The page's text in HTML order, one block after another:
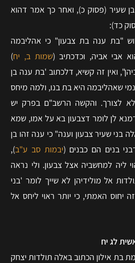
בן שעיר (פסוק כ), ואחר כך אמר דהוא
כד):
"בת ענה בת צבעון" כי אהליבמה
אבי אביה, וכדכתיב (שמות ב, יח)
ואין זה קשיא, דלכתוב 'בת ענה בן
שאהליבמה היא בת בנו, ולמה מיחס
לצורך. והקשה הרשב"ם בפרק יש
לן לומר דצבעון בא על אמו, שמא
בני שעיר צבעון וענה" כי ענה זהו בן
בנים הם כבנים (יבמות סב ע"ב),
ליה למחשביה אצל צבעון. ולי נראה
אל מולידיהן לא שייך לומר 'בני
יחוס האמתי, כי יותר ראוי ליחס אל
לג יח
בת אילון הכתוב באלה תולדות יצחק